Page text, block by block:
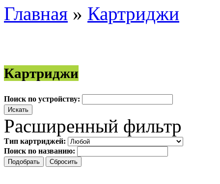
Главная » Картриджи
Картриджи
Поиск по устройству:
Расширенный фильтр
Тип картриджей:
Поиск по названию: